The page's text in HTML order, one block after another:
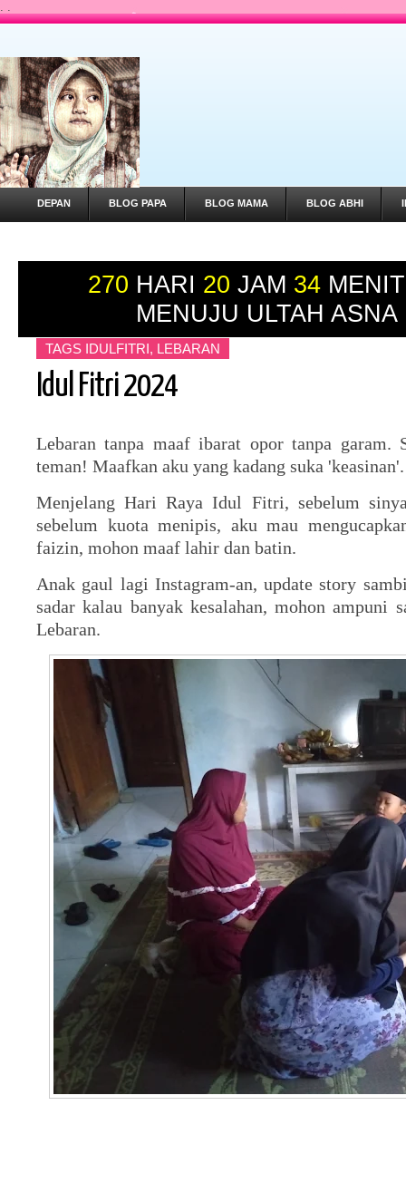
. .
DEPAN BLOG PAPA BLOG MAMA BLOG ABHI
270 HARI 20 JAM 34 MENIT
MENUJU ULTAH ASNA
TAGS IDULFITRI, LEBARAN
Idul Fitri 2024
Lebaran tanpa maaf ibarat opor tanpa garam.
teman! Maafkan aku yang kadang suka 'keasinan'.
Menjelang Hari Raya Idul Fitri, sebelum
sebelum kuota menipis, aku mau
faizin, mohon maaf lahir dan batin.
Anak gaul lagi Instagram-an, update story
sadar kalau banyak kesalahan, mohon ampuni
Lebaran.